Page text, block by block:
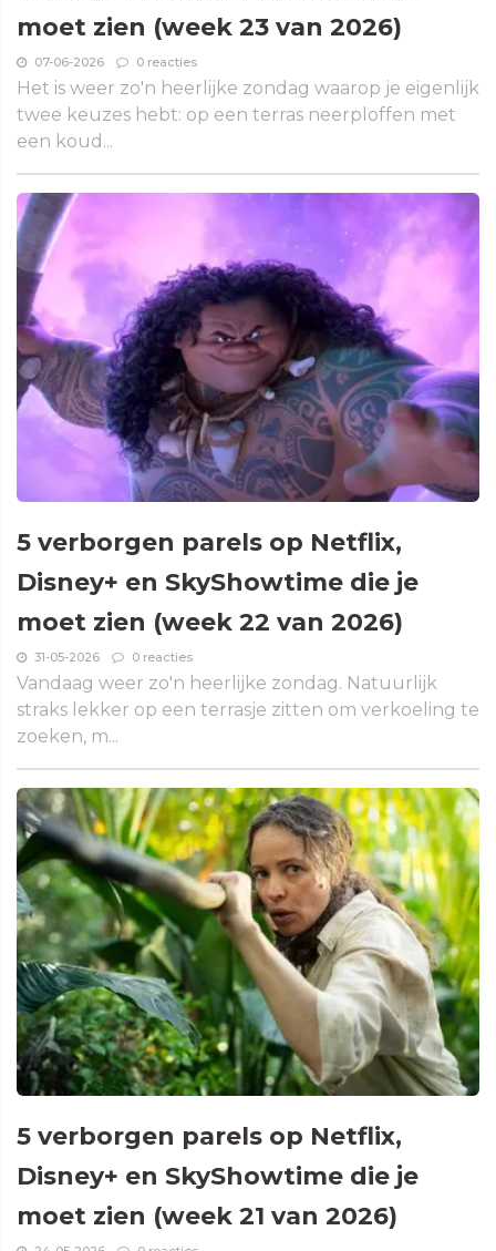
moet zien (week 23 van 2026)
07-06-2026 0 reacties
Het is weer zo'n heerlijke zondag waarop je eigenlijk
twee keuzes hebt: op een terras neerploffen met
een koud...
5 verborgen parels op Netflix,
Disney+ en SkyShowtime die je
moet zien (week 22 van 2026)
31-05-2026 0 reacties
Vandaag weer zo'n heerlijke zondag. Natuurlijk
straks lekker op een terrasje zitten om verkoeling te
zoeken, m...
5 verborgen parels op Netflix,
Disney+ en SkyShowtime die je
moet zien (week 21 van 2026)